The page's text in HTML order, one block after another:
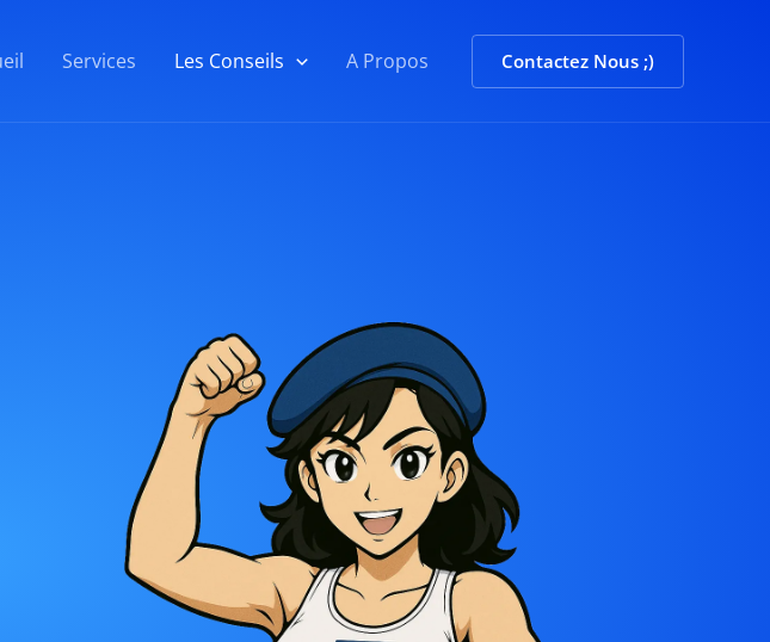
Services Les Conseils A Propos Contactez Nous ;)